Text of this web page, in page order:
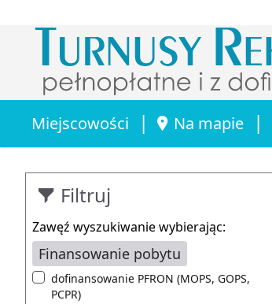
Miejscowości | Na mapie |
Filtruj
Zawęź wyszukiwanie wybierając:
Finansowanie pobytu
dofinansowanie PFRON (MOPS, GOPS,
PCPR)